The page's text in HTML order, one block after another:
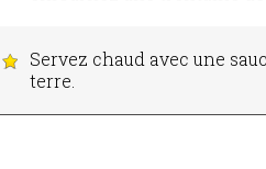
Servez chaud avec une
terre.